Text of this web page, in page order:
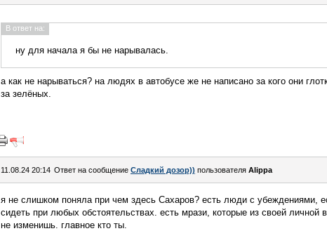
В ответ на:
ну для начала я бы не нарывалась.
а как не нарываться? на людях в автобусе же не написано за кого они
за зелёных.
11.08.24 20:14 Ответ на сообщение Сладкий дозор)) пользователя Alippa
я не слишком поняла при чем здесь Сахаров? есть люди с убеждениями,
сидеть при любых обстоятельствах. есть мрази, которые из своей личной
не изменишь. главное кто ты.